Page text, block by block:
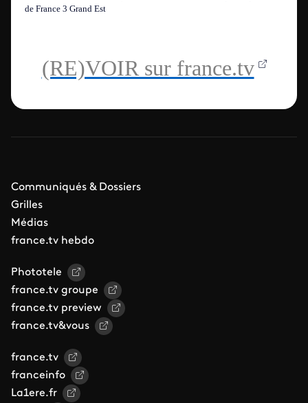
de France 3 Grand Est
(RE)VOIR sur france.tv
Communiqués & Dossiers
Grilles
Médias
france.tv hebdo
Phototele
france.tv groupe
france.tv preview
france.tv&vous
france.tv
franceinfo
La1ere.fr